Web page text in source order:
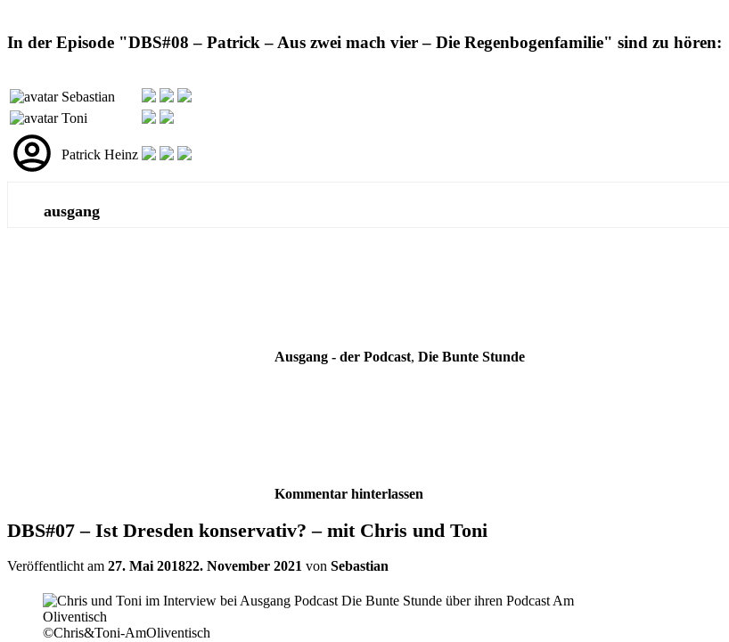
In der Episode "DBS#08 – Patrick – Aus zwei mach vier – Die Regenbogenfamilie" sind zu hören:
Sebastian
Toni
Patrick Heinz
ausgang
Ausgang - der Podcast, Die Bunte Stunde
Kommentar hinterlassen
DBS#07 – Ist Dresden konservativ? – mit Chris und Toni
Veröffentlicht am 27. Mai 201822. November 2021 von Sebastian
©Chris&Toni-AmOliventisch